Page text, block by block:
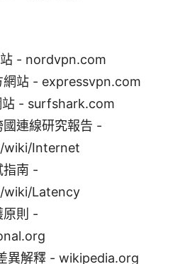
- nordvpn.com
網站 - expressvpn.com
- surfshark.com
連線研究報告 -
wiki/Internet
指南 -
wiki/Latency
原則 -
異解釋 - wikipedia.org